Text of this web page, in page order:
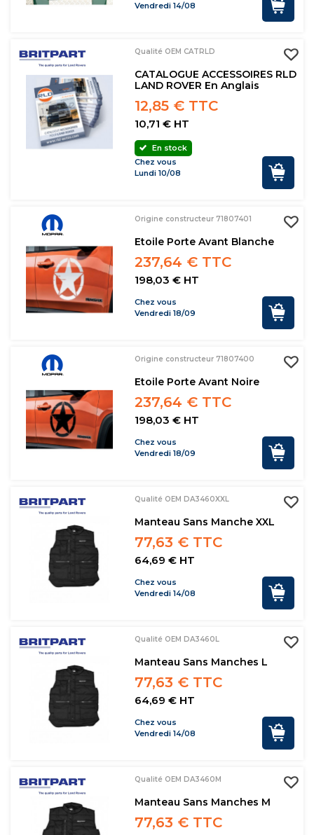
Vendredi 14/08
Qualité OEM CATRLD
CATALOGUE ACCESSOIRES RLD
LAND ROVER En Anglais
12,85 € TTC
10,71 € HT
En stock
Chez vous
Lundi 10/08
Origine constructeur 71807401
Etoile Porte Avant Blanche
237,64 € TTC
198,03 € HT
Chez vous
Vendredi 18/09
Origine constructeur 71807400
Etoile Porte Avant Noire
237,64 € TTC
198,03 € HT
Chez vous
Vendredi 18/09
Qualité OEM DA3460XXL
Manteau Sans Manche XXL
77,63 € TTC
64,69 € HT
Chez vous
Vendredi 14/08
Qualité OEM DA3460L
Manteau Sans Manches L
77,63 € TTC
64,69 € HT
Chez vous
Vendredi 14/08
Qualité OEM DA3460M
Manteau Sans Manches M
77,63 € TTC